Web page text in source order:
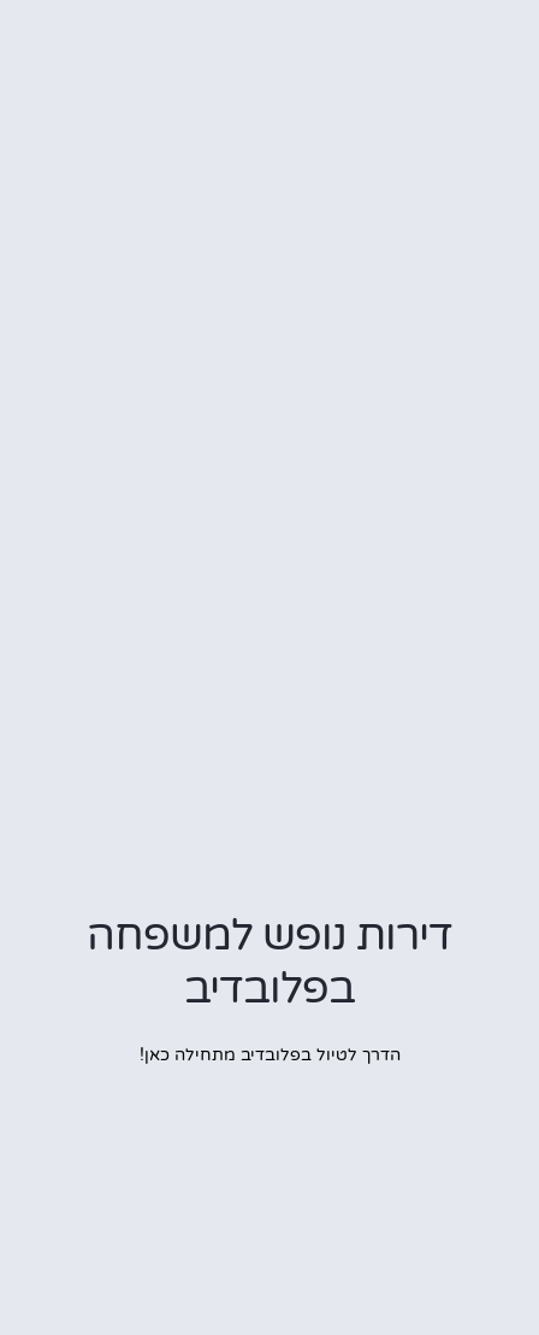
דירות נופש למשפחה
בפלובדיב
הדרך לטיול בפלובדיב מתחילה כאן!